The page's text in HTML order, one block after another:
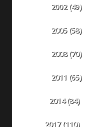
2002(49)
2005(58)
2008(70)
2011 (65)
2014(84)
2017(110)